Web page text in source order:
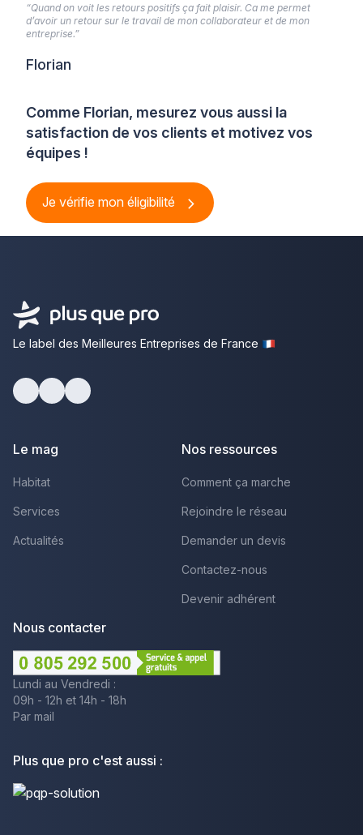
Comme Florian, mesurez vous aussi la
satisfaction de vos clients et motivez vos
équipes !
Je vérifie mon éligibilité
“Quand on voit les retours positifs ça fait plaisir. Ca me permet
d’avoir un retour sur le travail de mon collaborateur et de mon
entreprise.”
Florian
Le label des Meilleures Entreprises de France
Le mag
Habitat
Services
Actualités
Nos ressources
Comment ça marche
Rejoindre le réseau
Demander un devis
Contactez-nous
Devenir adhérent
Nous contacter
Lundi au Vendredi :
09h - 12h et 14h - 18h
Par mail
Plus que pro c'est aussi :